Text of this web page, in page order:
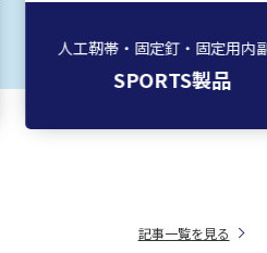
人工靭帯・固定釘・固定用内副子
SPORTS製品
記事一覧を見る